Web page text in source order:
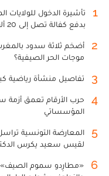
1
بدفع كفالة تصل إلى 20 ألف دولار
2
أضخم ثلاثة سدود
موجات الحر الصيفية؟
3 تفاصيل منشأة رياضية
4
حرب الأرقام تعمق أزمة
المؤسساتي
5
المعارضة التونسية
لقيس سعيد يكرس
6
«مطارِدو سموم الصيف»..